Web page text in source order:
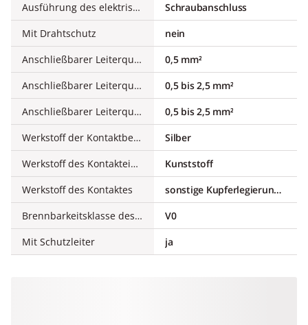
Ausführung des elektrischen Anschlusses
Schraubanschluss
Mit Drahtschutz
nein
Anschließbarer Leiterquerschnitt feindrähtig ohne Aderendhülse
0,5 mm²
Anschließbarer Leiterquerschnitt feindrähtig mit Aderendhülse
0,5 bis 2,5 mm²
Anschließbarer Leiterquerschnitt eindrähtig
0,5 bis 2,5 mm²
Werkstoff der Kontaktbeschichtung
Silber
Werkstoff des Kontakteinsatzes
Kunststoff
Werkstoff des Kontaktes
sonstige Kupferlegierungen
Brennbarkeitsklasse des Isolierstoffs nach UL 94
V0
Mit Schutzleiter
ja